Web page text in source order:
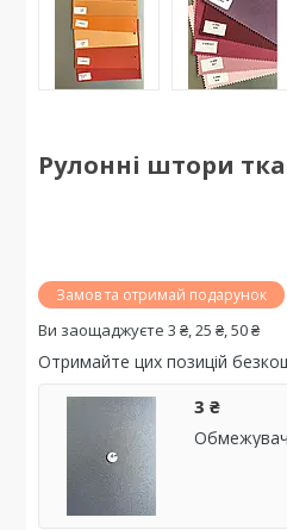
Рулонні штори
Замов та отримай подарунок
Ви заощаджуєте 3 ₴, 25 ₴, 50 ₴
Отримайте цих позицій
3 ₴
Обмежувач